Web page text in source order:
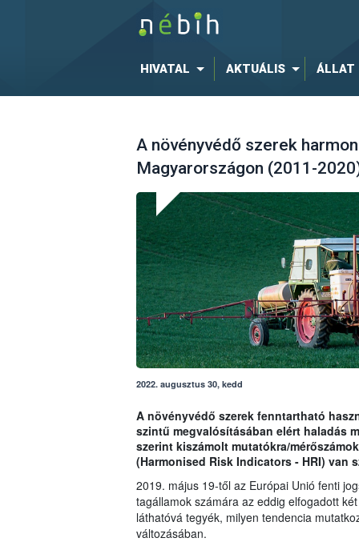
HIVATAL AKTUÁLIS ÁLLAT
A növényvédő szerek
Magyarországon (2011-
2022. augusztus 30, kedd
A növényvédő szerek fenntartható
szintű megvalósításában elért haladás
szerint kiszámolt mutatókra/
(Harmonised Risk Indicators - HRI) van
2019. május 19-től az Európai Unió fenti
tagállamok számára az eddig elfogadott
láthatóvá tegyék, milyen tendencia
változásában.